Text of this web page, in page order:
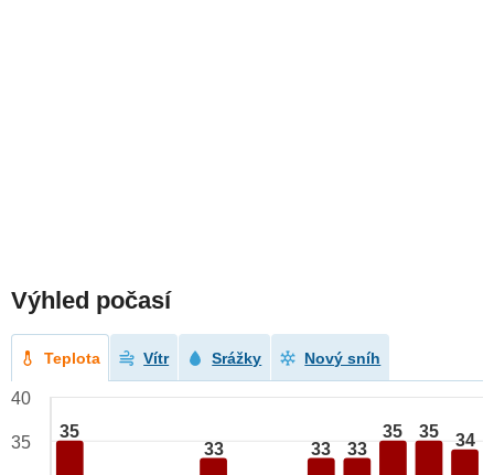
Výhled počasí
Teplota Vítr Srážky Nový sníh
35
33 33 33
35 35 34
40
35